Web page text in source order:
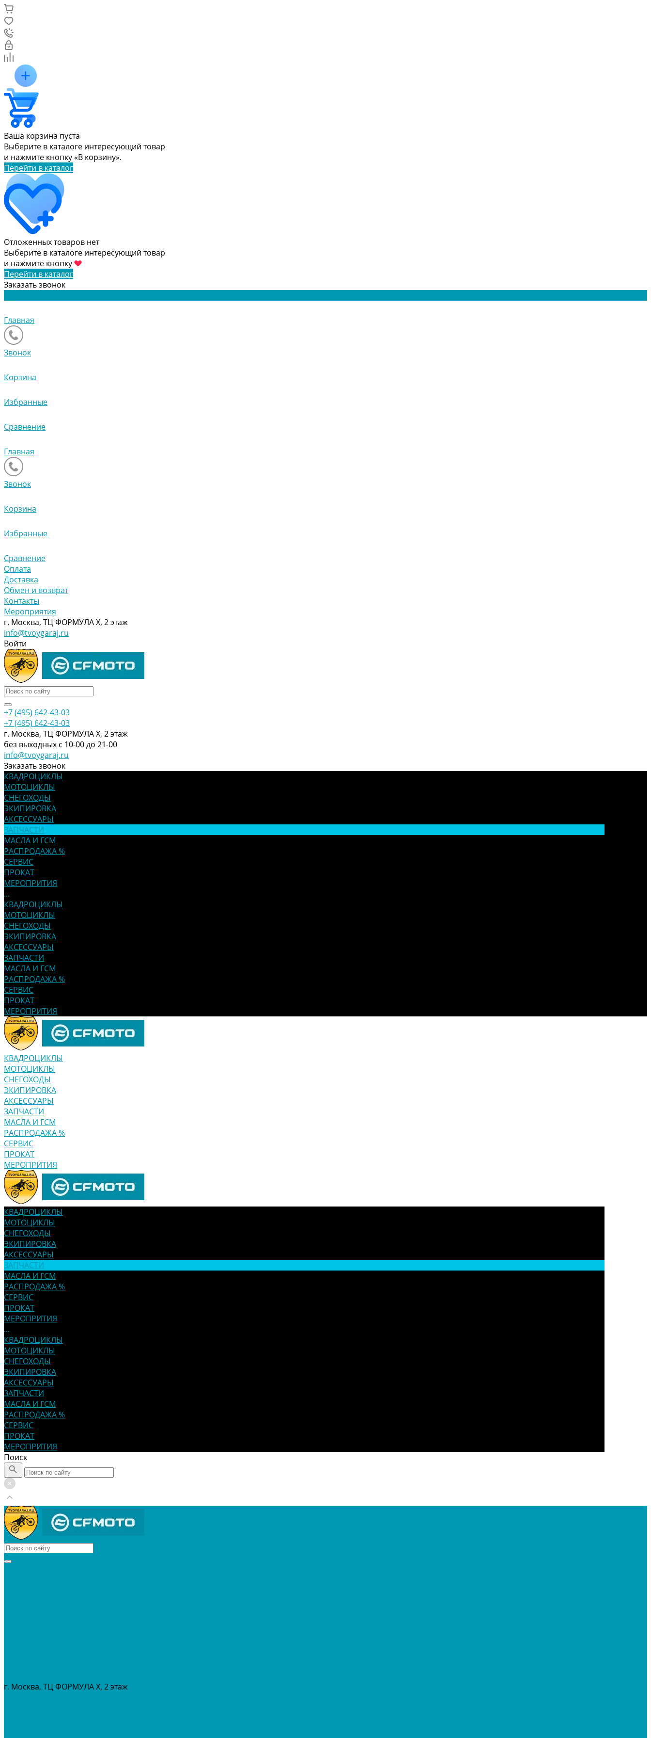
Ваша корзина пуста
Выберите в каталоге интересующий товар
и нажмите кнопку «В корзину».
Перейти в каталог
Отложенных товаров нет
Выберите в каталоге интересующий товар
и нажмите кнопку
Перейти в каталог
Заказать звонок
Главная
Звонок
Корзина
Избранные
Сравнение
Главная
Звонок
Корзина
Избранные
Сравнение
Оплата
Доставка
Обмен и возврат
Контакты
Мероприятия
г. Москва, ТЦ ФОРМУЛА Х, 2 этаж
info@tvoygaraj.ru
Войти
+7 (495) 642-43-03
+7 (495) 642-43-03
г. Москва, ТЦ ФОРМУЛА Х, 2 этаж
без выходных с 10-00 до 21-00
info@tvoygaraj.ru
Заказать звонок
КВАДРОЦИКЛЫ
МОТОЦИКЛЫ
СНЕГОХОДЫ
ЭКИПИРОВКА
АКСЕССУАРЫ
ЗАПЧАСТИ
МАСЛА И ГСМ
РАСПРОДАЖА %
СЕРВИС
ПРОКАТ
МЕРОПРИТИЯ
...
КВАДРОЦИКЛЫ
МОТОЦИКЛЫ
СНЕГОХОДЫ
ЭКИПИРОВКА
АКСЕССУАРЫ
ЗАПЧАСТИ
МАСЛА И ГСМ
РАСПРОДАЖА %
СЕРВИС
ПРОКАТ
МЕРОПРИТИЯ
КВАДРОЦИКЛЫ
МОТОЦИКЛЫ
СНЕГОХОДЫ
ЭКИПИРОВКА
АКСЕССУАРЫ
ЗАПЧАСТИ
МАСЛА И ГСМ
РАСПРОДАЖА %
СЕРВИС
ПРОКАТ
МЕРОПРИТИЯ
КВАДРОЦИКЛЫ
МОТОЦИКЛЫ
СНЕГОХОДЫ
ЭКИПИРОВКА
АКСЕССУАРЫ
ЗАПЧАСТИ
МАСЛА И ГСМ
РАСПРОДАЖА %
СЕРВИС
ПРОКАТ
МЕРОПРИТИЯ
...
КВАДРОЦИКЛЫ
МОТОЦИКЛЫ
СНЕГОХОДЫ
ЭКИПИРОВКА
АКСЕССУАРЫ
ЗАПЧАСТИ
МАСЛА И ГСМ
РАСПРОДАЖА %
СЕРВИС
ПРОКАТ
МЕРОПРИТИЯ
Поиск
г. Москва, ТЦ ФОРМУЛА Х, 2 этаж